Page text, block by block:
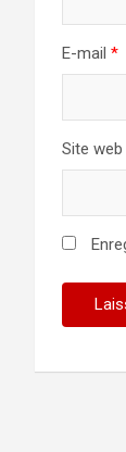
E-mail *
Site web